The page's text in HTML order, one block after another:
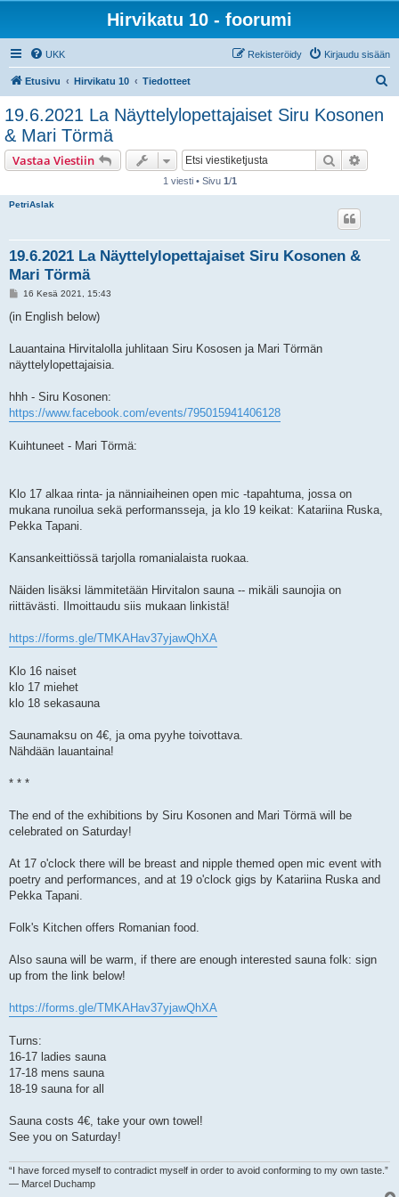
Hirvikatu 10 - foorumi
UKK Kirjaudu sisään
Rekisteröidy
Etusivu Hirvikatu 10 Tiedotteet
19.6.2021 La Näyttelylopettajaiset Siru Kosonen
& Mari Törmä
Vastaa Viestiin Etsi
1 viesti • Sivu 1/1
PetriAslak
19.6.2021 La Näyttelylopettajaiset Siru Kosonen &
Mari Törmä
V
e
i
16 Kesä 2021, 15:43
(in English below)
Lauantaina Hirvitalolla juhlitaan Siru Kososen ja Mari Törmän
näyttelylopettajaisia.
hhh - Siru Kosonen:
https://www.facebook.com/events/795015941406128
Kuihtuneet - Mari Törmä:
Klo 17 alkaa rinta- ja nänniaiheinen open mic -tapahtuma, jossa on
mukana runoilua sekä performansseja, ja klo 19 keikat: Katariina Ruska,
Pekka Tapani.
Kansankeittiössä tarjolla romanialaista ruokaa.
Näiden lisäksi lämmitetään Hirvitalon sauna -- mikäli saunojia on
riittävästi. Ilmoittaudu siis mukaan linkistä!
https://forms.gle/TMKAHav37yjawQhXA
Klo 16 naiset
klo 17 miehet
klo 18 sekasauna
Saunamaksu on 4€, ja oma pyyhe toivottava.
Nähdään lauantaina!
* * *
The end of the exhibitions by Siru Kosonen and Mari Törmä will be
celebrated on Saturday!
At 17 o'clock there will be breast and nipple themed open mic event with
poetry and performances, and at 19 o'clock gigs by Katariina Ruska and
Pekka Tapani.
Folk's Kitchen offers Romanian food.
Also sauna will be warm, if there are enough interested sauna folk: sign
up from the link below!
https://forms.gle/TMKAHav37yjawQhXA
Turns:
16-17 ladies sauna
17-18 mens sauna
18-19 sauna for all
Sauna costs 4€, take your own towel!
See you on Saturday!
“I have forced myself to contradict myself in order to avoid conforming to my own taste.”
― Marcel Duchamp